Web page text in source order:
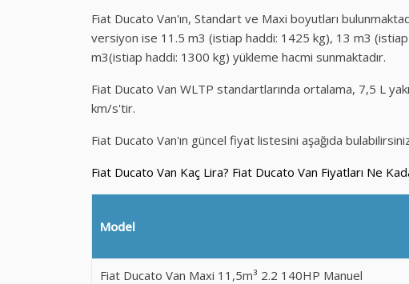
Fiat Ducato Van'ın, Standart ve Maxi boyutları
versiyon ise 11.5 m3 (istiap haddi: 1425 kg), 13 m3
m3(istiap haddi: 1300 kg) yükleme hacmi sunmaktadır.
Fiat Ducato Van WLTP standartlarında ortalama, 7,5 L
km/s'tir.
Fiat Ducato Van'ın güncel fiyat listesini aşağıda
Fiat Ducato Van Kaç Lira? Fiat Ducato Van Fiyatları Ne
Model
Fiat Ducato Van Maxi 11,5m³ 2.2 140HP Manuel